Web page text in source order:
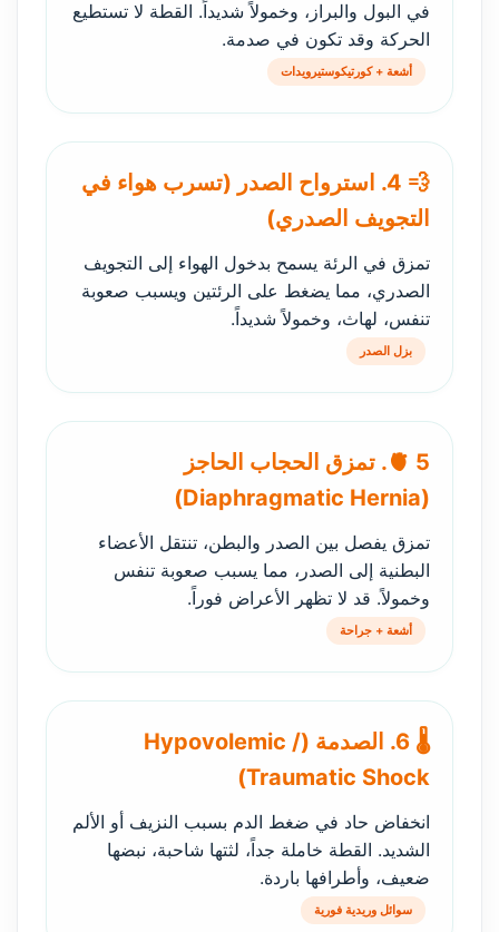
في البول والبراز، وخمولاً شديداً. القطة لا تستطيع
الحركة وقد تكون في صدمة.
أشعة + كورتيكوستيرويدات
💨 4. استرواح الصدر (تسرب هواء في
التجويف الصدري)
تمزق في الرئة يسمح بدخول الهواء إلى التجويف
الصدري، مما يضغط على الرئتين ويسبب صعوبة
تنفس، لهاث، وخمولاً شديداً.
بزل الصدر
🫀 5. تمزق الحجاب الحاجز
(Diaphragmatic Hernia)
تمزق يفصل بين الصدر والبطن، تنتقل الأعضاء
البطنية إلى الصدر، مما يسبب صعوبة تنفس
وخمولاً. قد لا تظهر الأعراض فوراً.
أشعة + جراحة
🌡️ 6. الصدمة (Hypovolemic /
Traumatic Shock)
انخفاض حاد في ضغط الدم بسبب النزيف أو الألم
الشديد. القطة خاملة جداً، لثتها شاحبة، نبضها
ضعيف، وأطرافها باردة.
سوائل وريدية فورية